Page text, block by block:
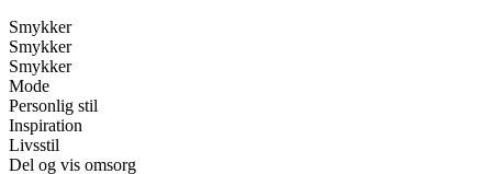
Smykker
Smykker
Smykker
Mode
Personlig stil
Inspiration
Livsstil
Del og vis omsorg